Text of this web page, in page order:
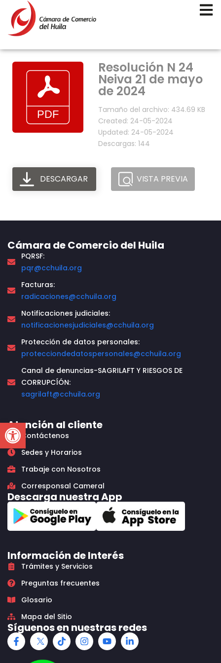
Open toolbar
Resolución N 24
Neiva 21 de mayo
de 2024
Tamaño del archivo: 434.69 KB
Created: 24-05-2024
Updated: 24-05-2024
Descargas: 144
DESCARGAR VISTA PREVIA
Cámara de Comercio del Huila
PQRSF:
pqr@cchuila.org
Facturas:
radicaciones@cchuila.org
Notificaciones judiciales:
notificacionesjudiciales@cchuila.org
Protección de datos personales:
protecciondedatospersonales@cchuila.org
Canal de denuncias-SAGRILAFT Y RIESGOS DE
CORRUPCÍÓN:
sagrilaft@cchuila.org
Atención al cliente
Contáctenos
Sedes y Horarios
Trabaje con Nosotros
Corresponsal Cameral
Descarga nuestra App
Información de Interés
Trámites y Servicios
Preguntas frecuentes
Glosario
Mapa del Sitio
Síguenos en nuestras redes